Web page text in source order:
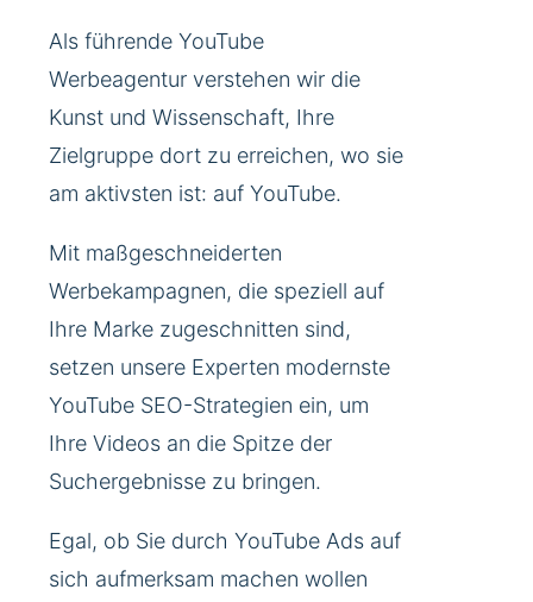
Als führende YouTube
Werbeagentur verstehen wir die
Kunst und Wissenschaft, Ihre
Zielgruppe dort zu erreichen, wo sie
am aktivsten ist: auf YouTube.
Mit maßgeschneiderten
Werbekampagnen, die speziell auf
Ihre Marke zugeschnitten sind,
setzen unsere Experten modernste
YouTube SEO-Strategien ein, um
Ihre Videos an die Spitze der
Suchergebnisse zu bringen.
Egal, ob Sie durch YouTube Ads auf
sich aufmerksam machen wollen